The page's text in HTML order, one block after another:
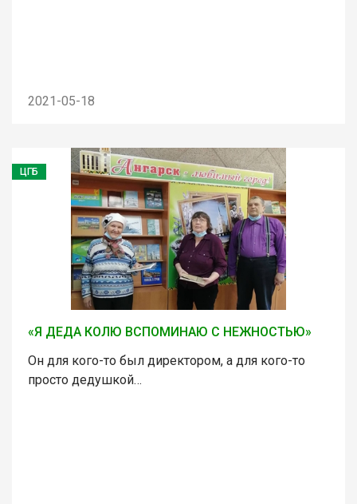
2021-05-18
ЦГБ
«Я ДЕДА КОЛЮ ВСПОМИНАЮ С НЕЖНОСТЬЮ»
Он для кого-то был директором, а для кого-то
просто дедушкой…